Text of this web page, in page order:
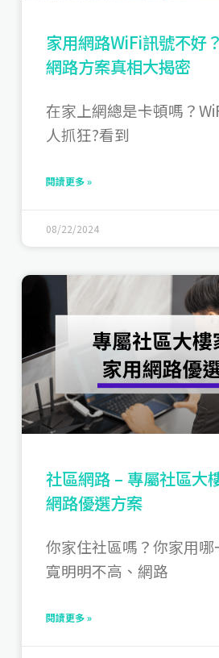
家用網路WiFi訊號不好
網路方案真相大揭密
在家上網總是卡頓嗎？
人抓狂?看到
閱讀更多 »
08/22/2024
社區網路 – 專屬社區大
網路優選方案
你家住社區嗎？你家用
寬明明不高、網路
閱讀更多 »